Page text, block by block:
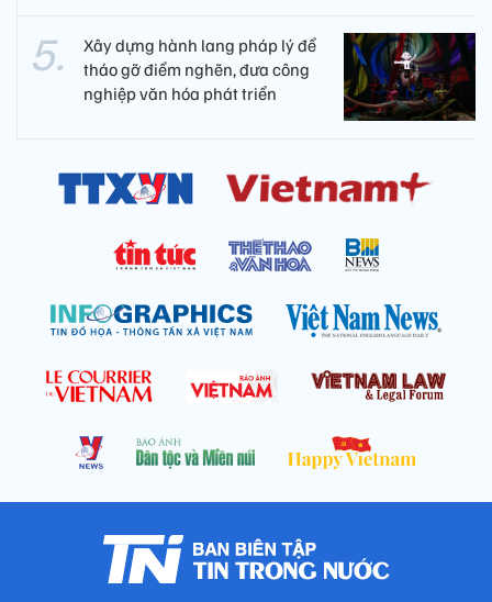
Xây dựng hành lang pháp lý để
tháo gỡ điểm nghẽn, đưa công
nghiệp văn hóa phát triển